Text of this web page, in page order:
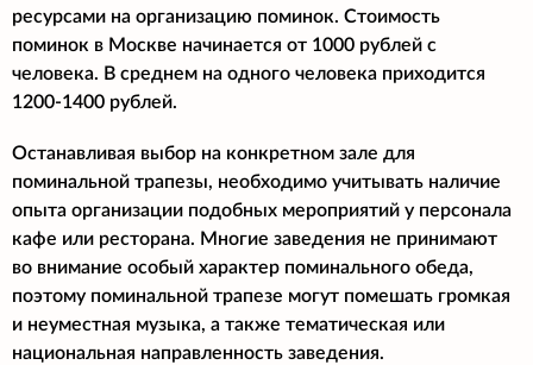
ресурсами на организацию поминок. Стоимость
поминок в Москве начинается от 1000 рублей с
человека. В среднем на одного человека приходится
1200-1400 рублей.
Останавливая выбор на конкретном зале для
поминальной трапезы, необходимо учитывать наличие
опыта организации подобных мероприятий у персонала
кафе или ресторана. Многие заведения не принимают
во внимание особый характер поминального обеда,
поэтому поминальной трапезе могут помешать громкая
и неуместная музыка, а также тематическая или
национальная направленность заведения.